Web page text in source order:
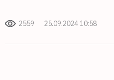
2559 25.09.2024 10:58